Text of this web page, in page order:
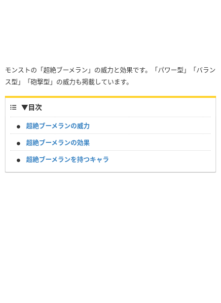
モンストの「超絶ブーメラン」の威力と効果です。「パワー型」「バラン
ス型」「砲撃型」の威力も掲載しています。
▼目次
超絶ブーメランの威力
超絶ブーメランの効果
超絶ブーメランを持つキャラ